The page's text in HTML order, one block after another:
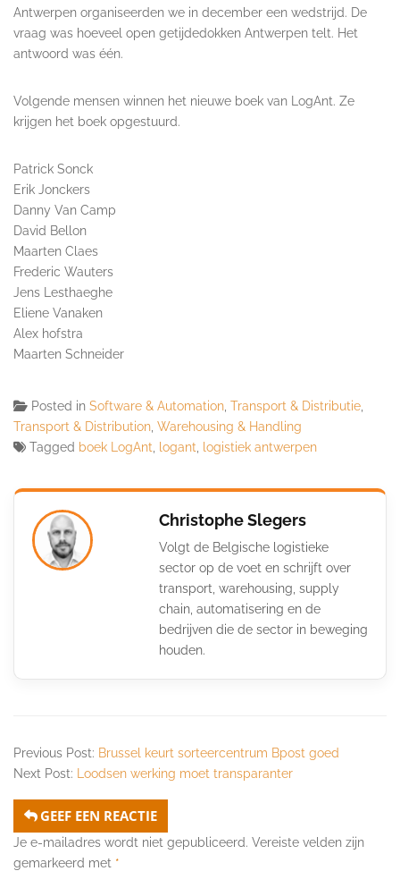
Antwerpen organiseerden we in december een wedstrijd. De
vraag was hoeveel open getijdedokken Antwerpen telt. Het
antwoord was één.
Volgende mensen winnen het nieuwe boek van LogAnt. Ze
krijgen het boek opgestuurd.
Patrick Sonck
Erik Jonckers
Danny Van Camp
David Bellon
Maarten Claes
Frederic Wauters
Jens Lesthaeghe
Eliene Vanaken
Alex hofstra
Maarten Schneider
Posted in Software & Automation Transport & Distributie
Transport & Distribution Warehousing & Handling
Tagged boek LogAnt logant logistiek antwerpen
Christophe Slegers
Volgt de Belgische logistieke
sector op de voet en schrijft over
transport, warehousing, supply
chain, automatisering en de
bedrijven die de sector in beweging
houden.
Previous Post: Brussel keurt sorteercentrum Bpost goed
Next Post:
Loodsen werking moet transparanter
GEEF EEN REACTIE
Je e-mailadres wordt niet gepubliceerd. Vereiste velden zijn
gemarkeerd met *